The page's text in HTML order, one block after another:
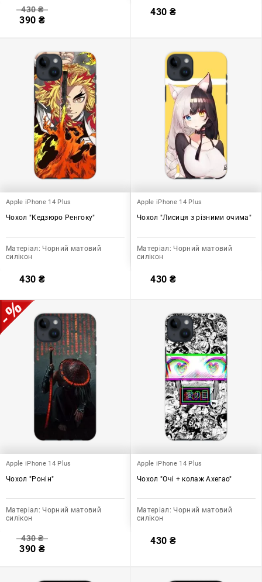
430₴
390 ₴
430 ₴
Apple iPhone 14 Plus
Чохол "Кедзюро Ренгоку"
Матеріал: Чорний матовий
силікон
430 ₴
Apple iPhone 14 Plus
Чохол "Лисиця з різними очима"
Матеріал: Чорний матовий
силікон
430 ₴
Apple iPhone 14 Plus
Чохол "Ронін"
Матеріал: Чорний матовий
силікон
430₴
390 ₴
Apple iPhone 14 Plus
Чохол "Очі + колаж Ахегао"
Матеріал: Чорний матовий
силікон
430 ₴